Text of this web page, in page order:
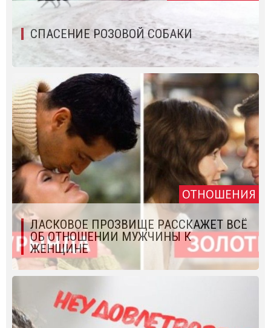
СПАСЕНИЕ РОЗОВОЙ СОБАКИ
ОТНОШЕНИЯ
ЛАСКОВОЕ ПРОЗВИЩЕ РАССКАЖЕТ ВСЁ
ОБ ОТНОШЕНИИ МУЖЧИНЫ К
ЖЕНЩИНЕ